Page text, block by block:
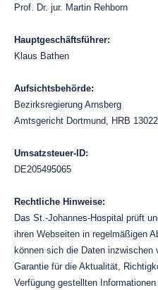
Prof. Dr. jur. Martin Rehborn
Hauptgeschäftsführer:
Klaus Bathen
Aufsichtsbehörde:
Bezirksregierung Arnsberg
Amtsgericht Dortmund, HRB 13022
Umsatzsteuer-ID:
DE205495065
Rechtliche Hinweise:
Das St.-Johannes-Hospital prüft
ihren Webseiten in regelmäßigen
können sich die Daten inzwischen
Garantie für die Aktualität,
Verfügung gestellten